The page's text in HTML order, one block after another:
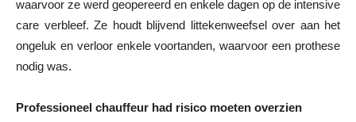
waarvoor ze werd geopereerd en enkele dagen op de intensive
care verbleef. Ze houdt blijvend littekenweefsel over aan het
ongeluk en verloor enkele voortanden, waarvoor een prothese
nodig was.
Professioneel chauffeur had risico moeten overzien